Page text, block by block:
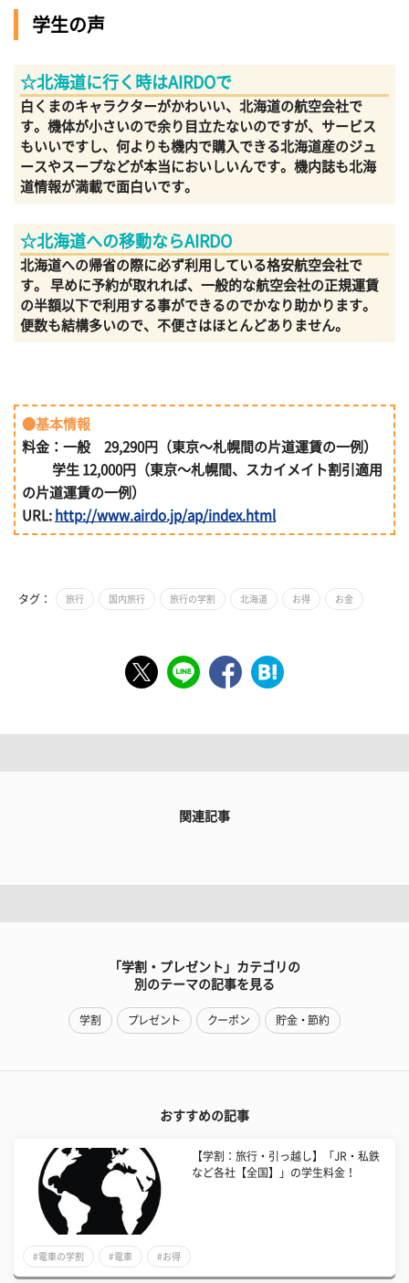
学生の声
☆北海道に行く時はAIRDOで
白くまのキャラクターがかわいい、北海道の航空会社で
す。機体が小さいので余り目立たないのですが、サービス
もいいですし、何よりも機内で購入できる北海道産のジュ
ースやスープなどが本当においしいんです。機内誌も北海
道情報が満載で面白いです。
☆北海道への移動ならAIRDO
北海道への帰省の際に必ず利用している格安航空会社で
す。 早めに予約が取れれば、一般的な航空会社の正規運賃
の半額以下で利用する事ができるのでかなり助かります。
便数も結構多いので、不便さはほとんどありません。
●基本情報
料金：一般 29,290円（東京～札幌間の片道運賃の一例）
学生 12,000円（東京～札幌間、スカイメイト割引適用
の片道運賃の一例）
URL: http://www.airdo.jp/ap/index.html
タグ： 旅行 国内旅行 旅行の学割 北海道 お得 お金
関連記事
「学割・プレゼント」カテゴリの
別のテーマの記事を見る
学割 プレゼント クーポン 貯金・節約
おすすめの記事
【学割：旅行・引っ越し】「JR・私鉄
など各社【全国】」の学生料金！
#電車の学割 #電車 #お得